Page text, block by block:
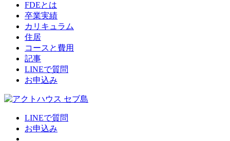
FDEとは
卒業実績
カリキュラム
住居
コースと費用
記事
LINEで質問
お申込み
LINEで質問
お申込み